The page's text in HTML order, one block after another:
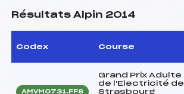
Résultats Alpin 2014
Codex Course
AMVM0731.FFS
Grand Prix Adulte
de l'Electricité de
Strasbourg